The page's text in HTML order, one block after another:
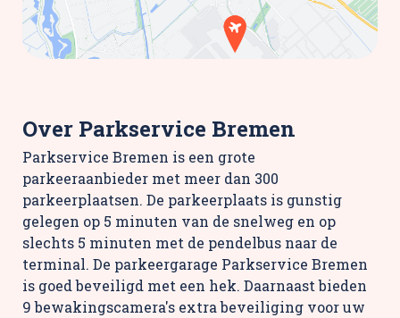
Over Parkservice Bremen
Parkservice Bremen is een grote
parkeeraanbieder met meer dan 300
parkeerplaatsen. De parkeerplaats is gunstig
gelegen op 5 minuten van de snelweg en op
slechts 5 minuten met de pendelbus naar de
terminal. De parkeergarage Parkservice Bremen
is goed beveiligd met een hek. Daarnaast bieden
9 bewakingscamera's extra beveiliging voor uw